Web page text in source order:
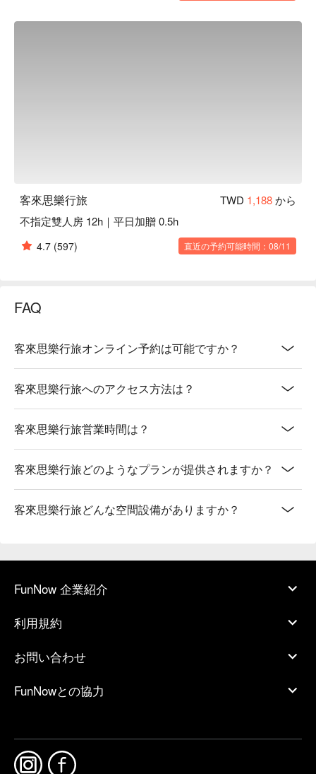
客來思樂行旅 TWD 1,188から
不指定雙人房 12h｜平日加贈 0.5h
4.7 (597) 直近の予約可能時間：08/11
FAQ
客來思樂行旅オンライン予約は可能ですか？
客來思樂行旅へのアクセス方法は？
客來思樂行旅営業時間は？
客來思樂行旅どのようなプランが提供されますか？
客來思樂行旅どんな空間設備がありますか？
FunNow 企業紹介
利用規約
お問い合わせ
FunNowとの協力